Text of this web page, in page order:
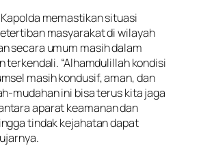
memastikan situasi
masyarakat di wilayah
secara umum masih dalam
terkendali. “Alhamdulillah kondisi
masih kondusif, aman, dan
mudahan ini bisa terus kita jaga
aparat keamanan dan
tindak kejahatan dapat